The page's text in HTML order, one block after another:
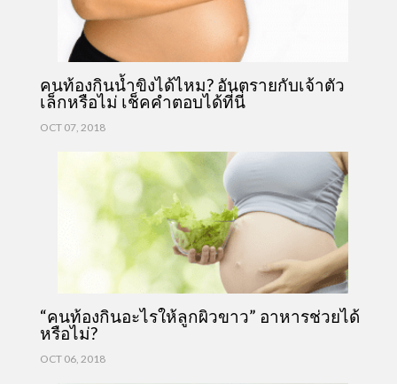
คนท้องกินน้ำขิงได้ไหม? อันตรายกับเจ้าตัว
เล็กหรือไม่ เช็คคำตอบได้ที่นี่
OCT 07, 2018
“คนท้องกินอะไรให้ลูกผิวขาว” อาหารช่วยได้
หรือไม่?
OCT 06, 2018